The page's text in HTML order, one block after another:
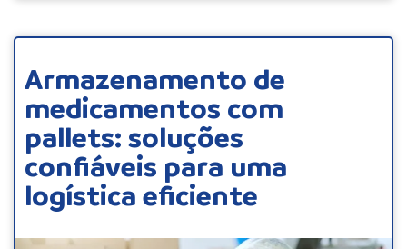
Armazenamento de
medicamentos com
pallets: soluções
confiáveis para uma
logística eficiente